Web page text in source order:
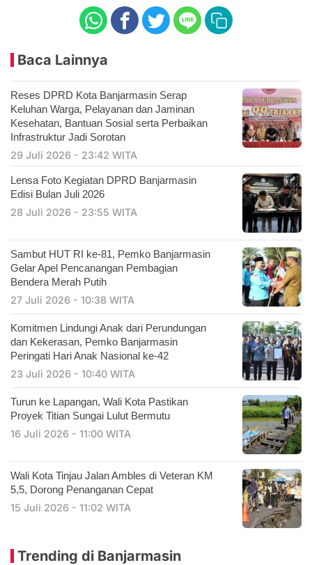
Baca Lainnya
Reses DPRD Kota Banjarmasin Serap
Keluhan Warga, Pelayanan dan Jaminan
Kesehatan, Bantuan Sosial serta Perbaikan
Infrastruktur Jadi Sorotan
29 Juli 2026 - 23:42 WITA
Lensa Foto Kegiatan DPRD Banjarmasin
Edisi Bulan Juli 2026
28 Juli 2026 - 23:55 WITA
Sambut HUT RI ke-81, Pemko Banjarmasin
Gelar Apel Pencanangan Pembagian
Bendera Merah Putih
27 Juli 2026 - 10:38 WITA
Komitmen Lindungi Anak dari Perundungan
dan Kekerasan, Pemko Banjarmasin
Peringati Hari Anak Nasional ke-42
23 Juli 2026 - 10:40 WITA
Turun ke Lapangan, Wali Kota Pastikan
Proyek Titian Sungai Lulut Bermutu
16 Juli 2026 - 11:00 WITA
​Wali Kota Tinjau Jalan Ambles di Veteran KM
5,5, Dorong Penanganan Cepat
15 Juli 2026 - 11:02 WITA
Trending di Banjarmasin